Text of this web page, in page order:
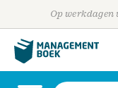
Op werkdagen